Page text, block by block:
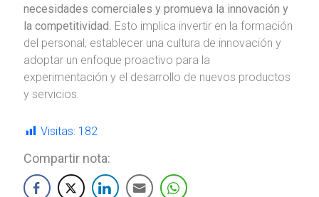
necesidades comerciales y promueva la innovación y
la competitividad . Esto implica invertir en la formación
del personal, establecer una cultura de innovación y
adoptar un enfoque proactivo para la
experimentación y el desarrollo de nuevos productos
y servicios.
Visitas: 182
Compartir nota: